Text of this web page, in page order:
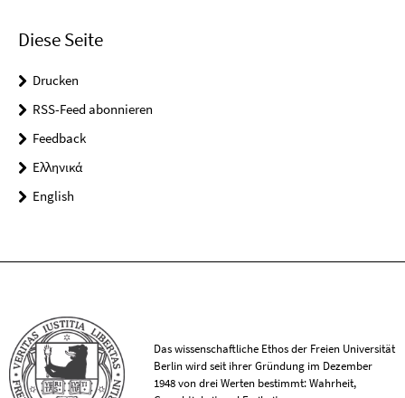
Diese Seite
Drucken
RSS-Feed abonnieren
Feedback
Ελληνικά
English
Das wissenschaftliche Ethos der Freien Universität
Berlin wird seit ihrer Gründung im Dezember
1948 von drei Werten bestimmt: Wahrheit,